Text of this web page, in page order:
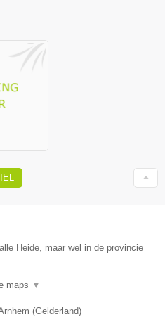
Heide, maar wel in de provincie
maps ▼
(Gelderland)